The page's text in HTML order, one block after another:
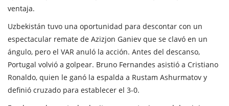
ventaja.
Uzbekistán tuvo una oportunidad para descontar con un
espectacular remate de Azizjon Ganiev que se clavó en un
ángulo, pero el VAR anuló la acción. Antes del descanso,
Portugal volvió a golpear. Bruno Fernandes asistió a Cristiano
Ronaldo, quien le ganó la espalda a Rustam Ashurmatov y
definió cruzado para establecer el 3-0.